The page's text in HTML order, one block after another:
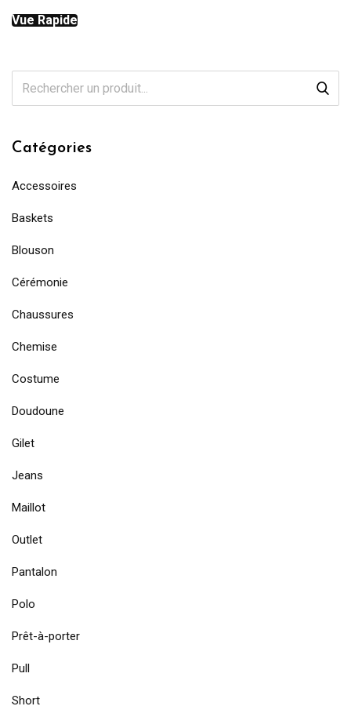
Vue Rapide
Catégories
Accessoires
Baskets
Blouson
Cérémonie
Chaussures
Chemise
Costume
Doudoune
Gilet
Jeans
Maillot
Outlet
Pantalon
Polo
Prêt-à-porter
Pull
Short